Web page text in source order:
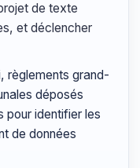
de texte
et déclencher
règlements grand-
déposés
pour identifier les
de données